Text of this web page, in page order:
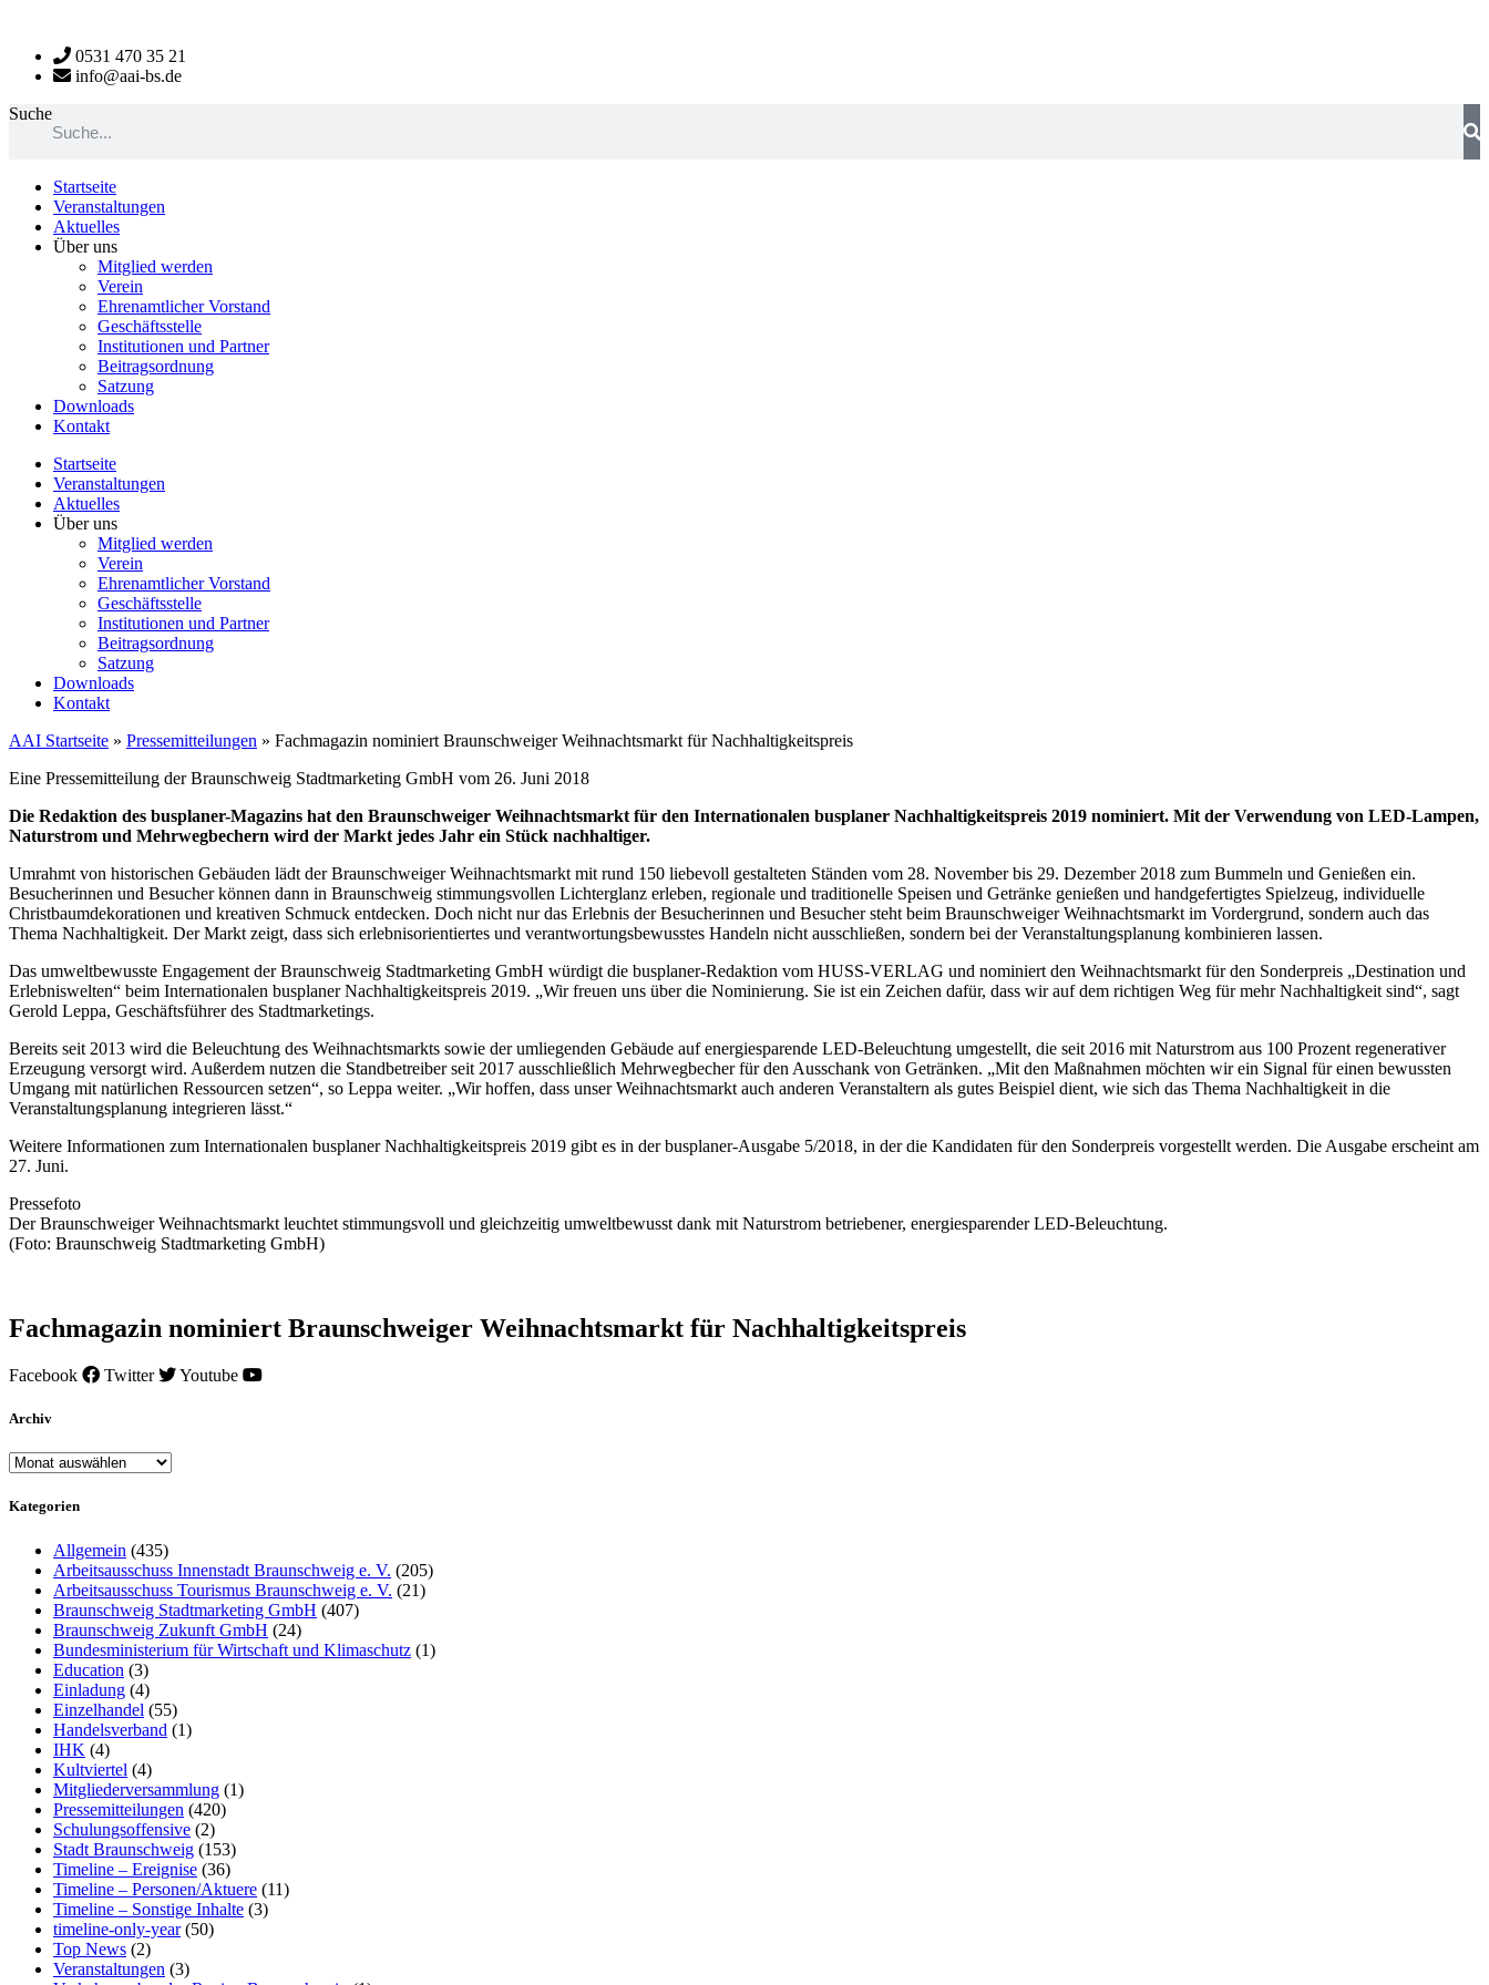
wechseln 0531 470 35 21
info@aai-bs.de
Suche
Startseite
Veranstaltungen
Aktuelles
Über uns
Mitglied werden
Verein
Ehrenamtlicher Vorstand
Geschäftsstelle
Institutionen und Partner
Beitragsordnung
Satzung
Downloads
Kontakt
Startseite
Veranstaltungen
Aktuelles
Über uns
Mitglied werden
Verein
Ehrenamtlicher Vorstand
Geschäftsstelle
Institutionen und Partner
Beitragsordnung
Satzung
Downloads
Kontakt
AAI Startseite » Pressemitteilungen » Fachmagazin nominiert Braunschweiger Weihnachtsmarkt für Nachhaltigkeitspreis
Eine Pressemitteilung der Braunschweig Stadtmarketing GmbH vom 26. Juni 2018
Die Redaktion des busplaner-Magazins hat den Braunschweiger Weihnachtsmarkt für den Internationalen busplaner Nachhaltigkeitspreis 2019 nominiert. Mit der Verwendung von LED-Lampen,
Naturstrom und Mehrwegbechern wird der Markt jedes Jahr ein Stück nachhaltiger.
Umrahmt von historischen Gebäuden lädt der Braunschweiger Weihnachtsmarkt mit rund 150 liebevoll gestalteten Ständen vom 28. November bis 29. Dezember 2018 zum Bummeln und Genießen ein.
Besucherinnen und Besucher können dann in Braunschweig stimmungsvollen Lichterglanz erleben, regionale und traditionelle Speisen und Getränke genießen und handgefertigtes Spielzeug, individuelle
Christbaumdekorationen und kreativen Schmuck entdecken. Doch nicht nur das Erlebnis der Besucherinnen und Besucher steht beim Braunschweiger Weihnachtsmarkt im Vordergrund, sondern auch das
Thema Nachhaltigkeit. Der Markt zeigt, dass sich erlebnisorientiertes und verantwortungsbewusstes Handeln nicht ausschließen, sondern bei der Veranstaltungsplanung kombinieren lassen.
Das umweltbewusste Engagement der Braunschweig Stadtmarketing GmbH würdigt die busplaner-Redaktion vom HUSS-VERLAG und nominiert den Weihnachtsmarkt für den Sonderpreis „Destination und
Erlebniswelten“ beim Internationalen busplaner Nachhaltigkeitspreis 2019. „Wir freuen uns über die Nominierung. Sie ist ein Zeichen dafür, dass wir auf dem richtigen Weg für mehr Nachhaltigkeit sind“, sagt
Gerold Leppa, Geschäftsführer des Stadtmarketings.
Bereits seit 2013 wird die Beleuchtung des Weihnachtsmarkts sowie der umliegenden Gebäude auf energiesparende LED-Beleuchtung umgestellt, die seit 2016 mit Naturstrom aus 100 Prozent regenerativer
Erzeugung versorgt wird. Außerdem nutzen die Standbetreiber seit 2017 ausschließlich Mehrwegbecher für den Ausschank von Getränken. „Mit den Maßnahmen möchten wir ein Signal für einen bewussten
Umgang mit natürlichen Ressourcen setzen“, so Leppa weiter. „Wir hoffen, dass unser Weihnachtsmarkt auch anderen Veranstaltern als gutes Beispiel dient, wie sich das Thema Nachhaltigkeit in die
Veranstaltungsplanung integrieren lässt.“
Weitere Informationen zum Internationalen busplaner Nachhaltigkeitspreis 2019 gibt es in der busplaner-Ausgabe 5/2018, in der die Kandidaten für den Sonderpreis vorgestellt werden. Die Ausgabe erscheint am
27. Juni.
Pressefoto
Der Braunschweiger Weihnachtsmarkt leuchtet stimmungsvoll und gleichzeitig umweltbewusst dank mit Naturstrom betriebener, energiesparender LED-Beleuchtung.
(Foto: Braunschweig Stadtmarketing GmbH)
Fachmagazin nominiert Braunschweiger Weihnachtsmarkt für Nachhaltigkeitspreis
Facebook Twitter Youtube
Archiv
Archiv
Kategorien
Allgemein (435)
Arbeitsausschuss Innenstadt Braunschweig e. V. (205)
Arbeitsausschuss Tourismus Braunschweig e. V. (21)
Braunschweig Stadtmarketing GmbH (407)
Braunschweig Zukunft GmbH (24)
Bundesministerium für Wirtschaft und Klimaschutz (1)
Education (3)
Einladung (4)
Einzelhandel (55)
Handelsverband (1)
IHK (4)
Kultviertel (4)
Mitgliederversammlung (1)
Pressemitteilungen (420)
Schulungsoffensive (2)
Stadt Braunschweig (153)
Timeline – Ereignise (36)
Timeline – Personen/Aktuere (11)
Timeline – Sonstige Inhalte (3)
timeline-only-year(50)
Top News (2)
Veranstaltungen (3)